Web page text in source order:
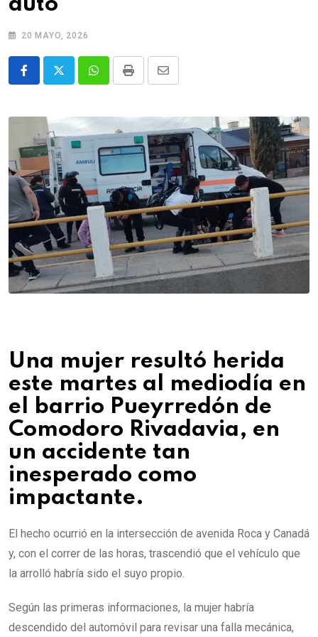
20 MAYO, 2026
WhatsappPrint
Share
Email
Una mujer resultó herida
este martes al mediodía en
el barrio Pueyrredón de
Comodoro Rivadavia, en
un accidente tan
inesperado como
impactante.
El hecho ocurrió en la intersección de avenida Roca y Canadá
y, con el correr de las horas, trascendió que el vehículo que
la arrolló habría sido el suyo propio.
Según las primeras informaciones, la mujer habría
descendido del automóvil para revisar una falla mecánica,